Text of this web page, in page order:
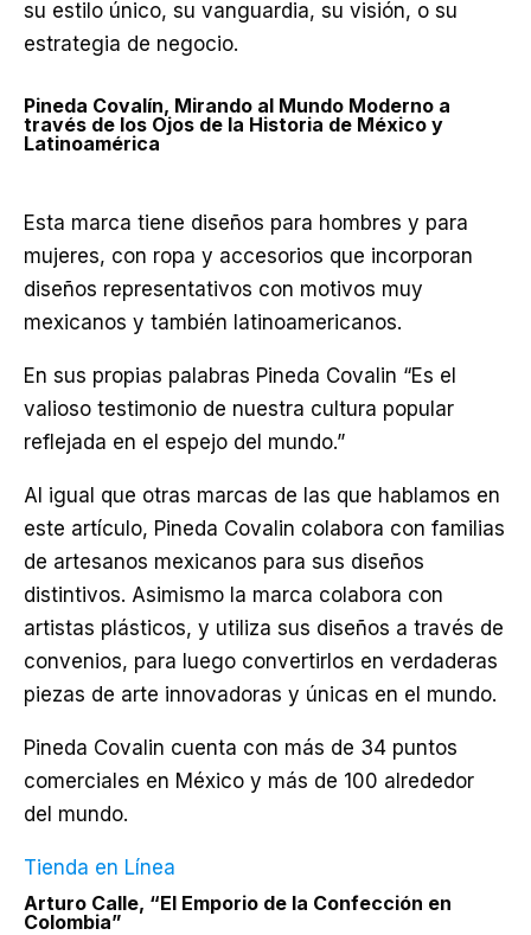
su estilo único, su vanguardia, su visión, o su
estrategia de negocio.
Pineda Covalín, Mirando al Mundo Moderno a
través de los Ojos de la Historia de México y
Latinoamérica
Esta marca tiene diseños para hombres y para
mujeres, con ropa y accesorios que incorporan
diseños representativos con motivos muy
mexicanos y también latinoamericanos.
En sus propias palabras Pineda Covalin “Es el
valioso testimonio de nuestra cultura popular
reflejada en el espejo del mundo.”
Al igual que otras marcas de las que hablamos en
este artículo, Pineda Covalin colabora con familias
de artesanos mexicanos para sus diseños
distintivos. Asimismo la marca colabora con
artistas plásticos, y utiliza sus diseños a través de
convenios, para luego convertirlos en verdaderas
piezas de arte innovadoras y únicas en el mundo.
Pineda Covalin cuenta con más de 34 puntos
comerciales en México y más de 100 alrededor
del mundo.
Tienda en Línea
Arturo Calle, “El Emporio de la Confección en
Colombia”